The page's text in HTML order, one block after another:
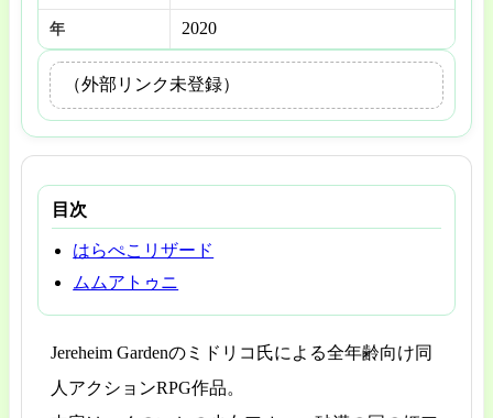
（外部リンク未登録）
年 2020
目次
はらぺこリザード
ムムアトゥニ
Jereheim Gardenのミドリコ氏による全年齢向け同
人アクションRPG作品。